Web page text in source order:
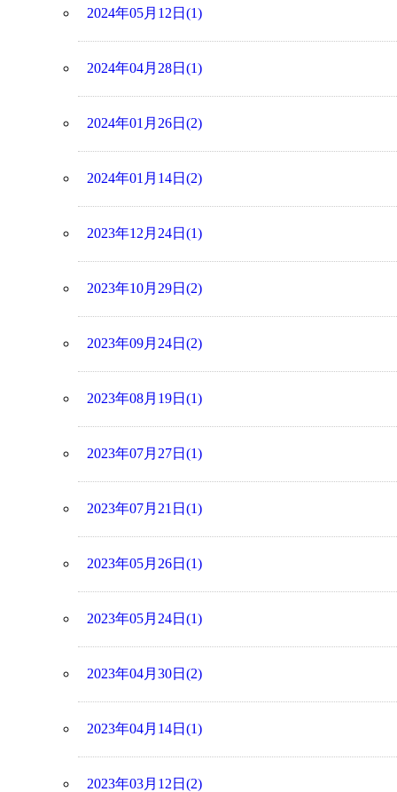
2024年05月12日(1)
2024年04月28日(1)
2024年01月26日(2)
2024年01月14日(2)
2023年12月24日(1)
2023年10月29日(2)
2023年09月24日(2)
2023年08月19日(1)
2023年07月27日(1)
2023年07月21日(1)
2023年05月26日(1)
2023年05月24日(1)
2023年04月30日(2)
2023年04月14日(1)
2023年03月12日(2)